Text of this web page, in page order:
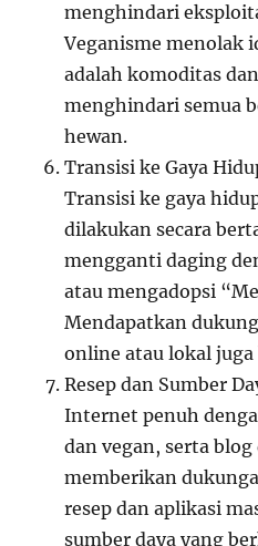
menghindari
Veganisme menolak
adalah komoditas
menghindari semua
hewan.
Transisi ke Gaya
Transisi ke gaya
dilakukan secara
mengganti daging
atau mengadopsi
Mendapatkan
online atau lokal
Resep dan Sumber
Internet penuh
dan vegan, serta
memberikan
resep dan aplikasi
sumber daya yang